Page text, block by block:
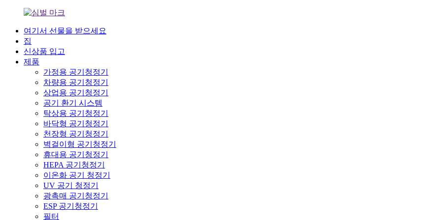
여기서 선물을 받으세요
집
신상품 입고
제품
가정용 공기청정기
차량용 공기청정기
상업용 공기청정기
공기 환기 시스템
탁상용 공기청정기
바닥형 공기청정기
천장형 공기청정기
벽걸이형 공기청정기
휴대용 공기청정기
HEPA 공기청정기
이온화 공기 청정기
UV 공기 청정기
광촉매 공기청정기
ESP 공기청정기
필터